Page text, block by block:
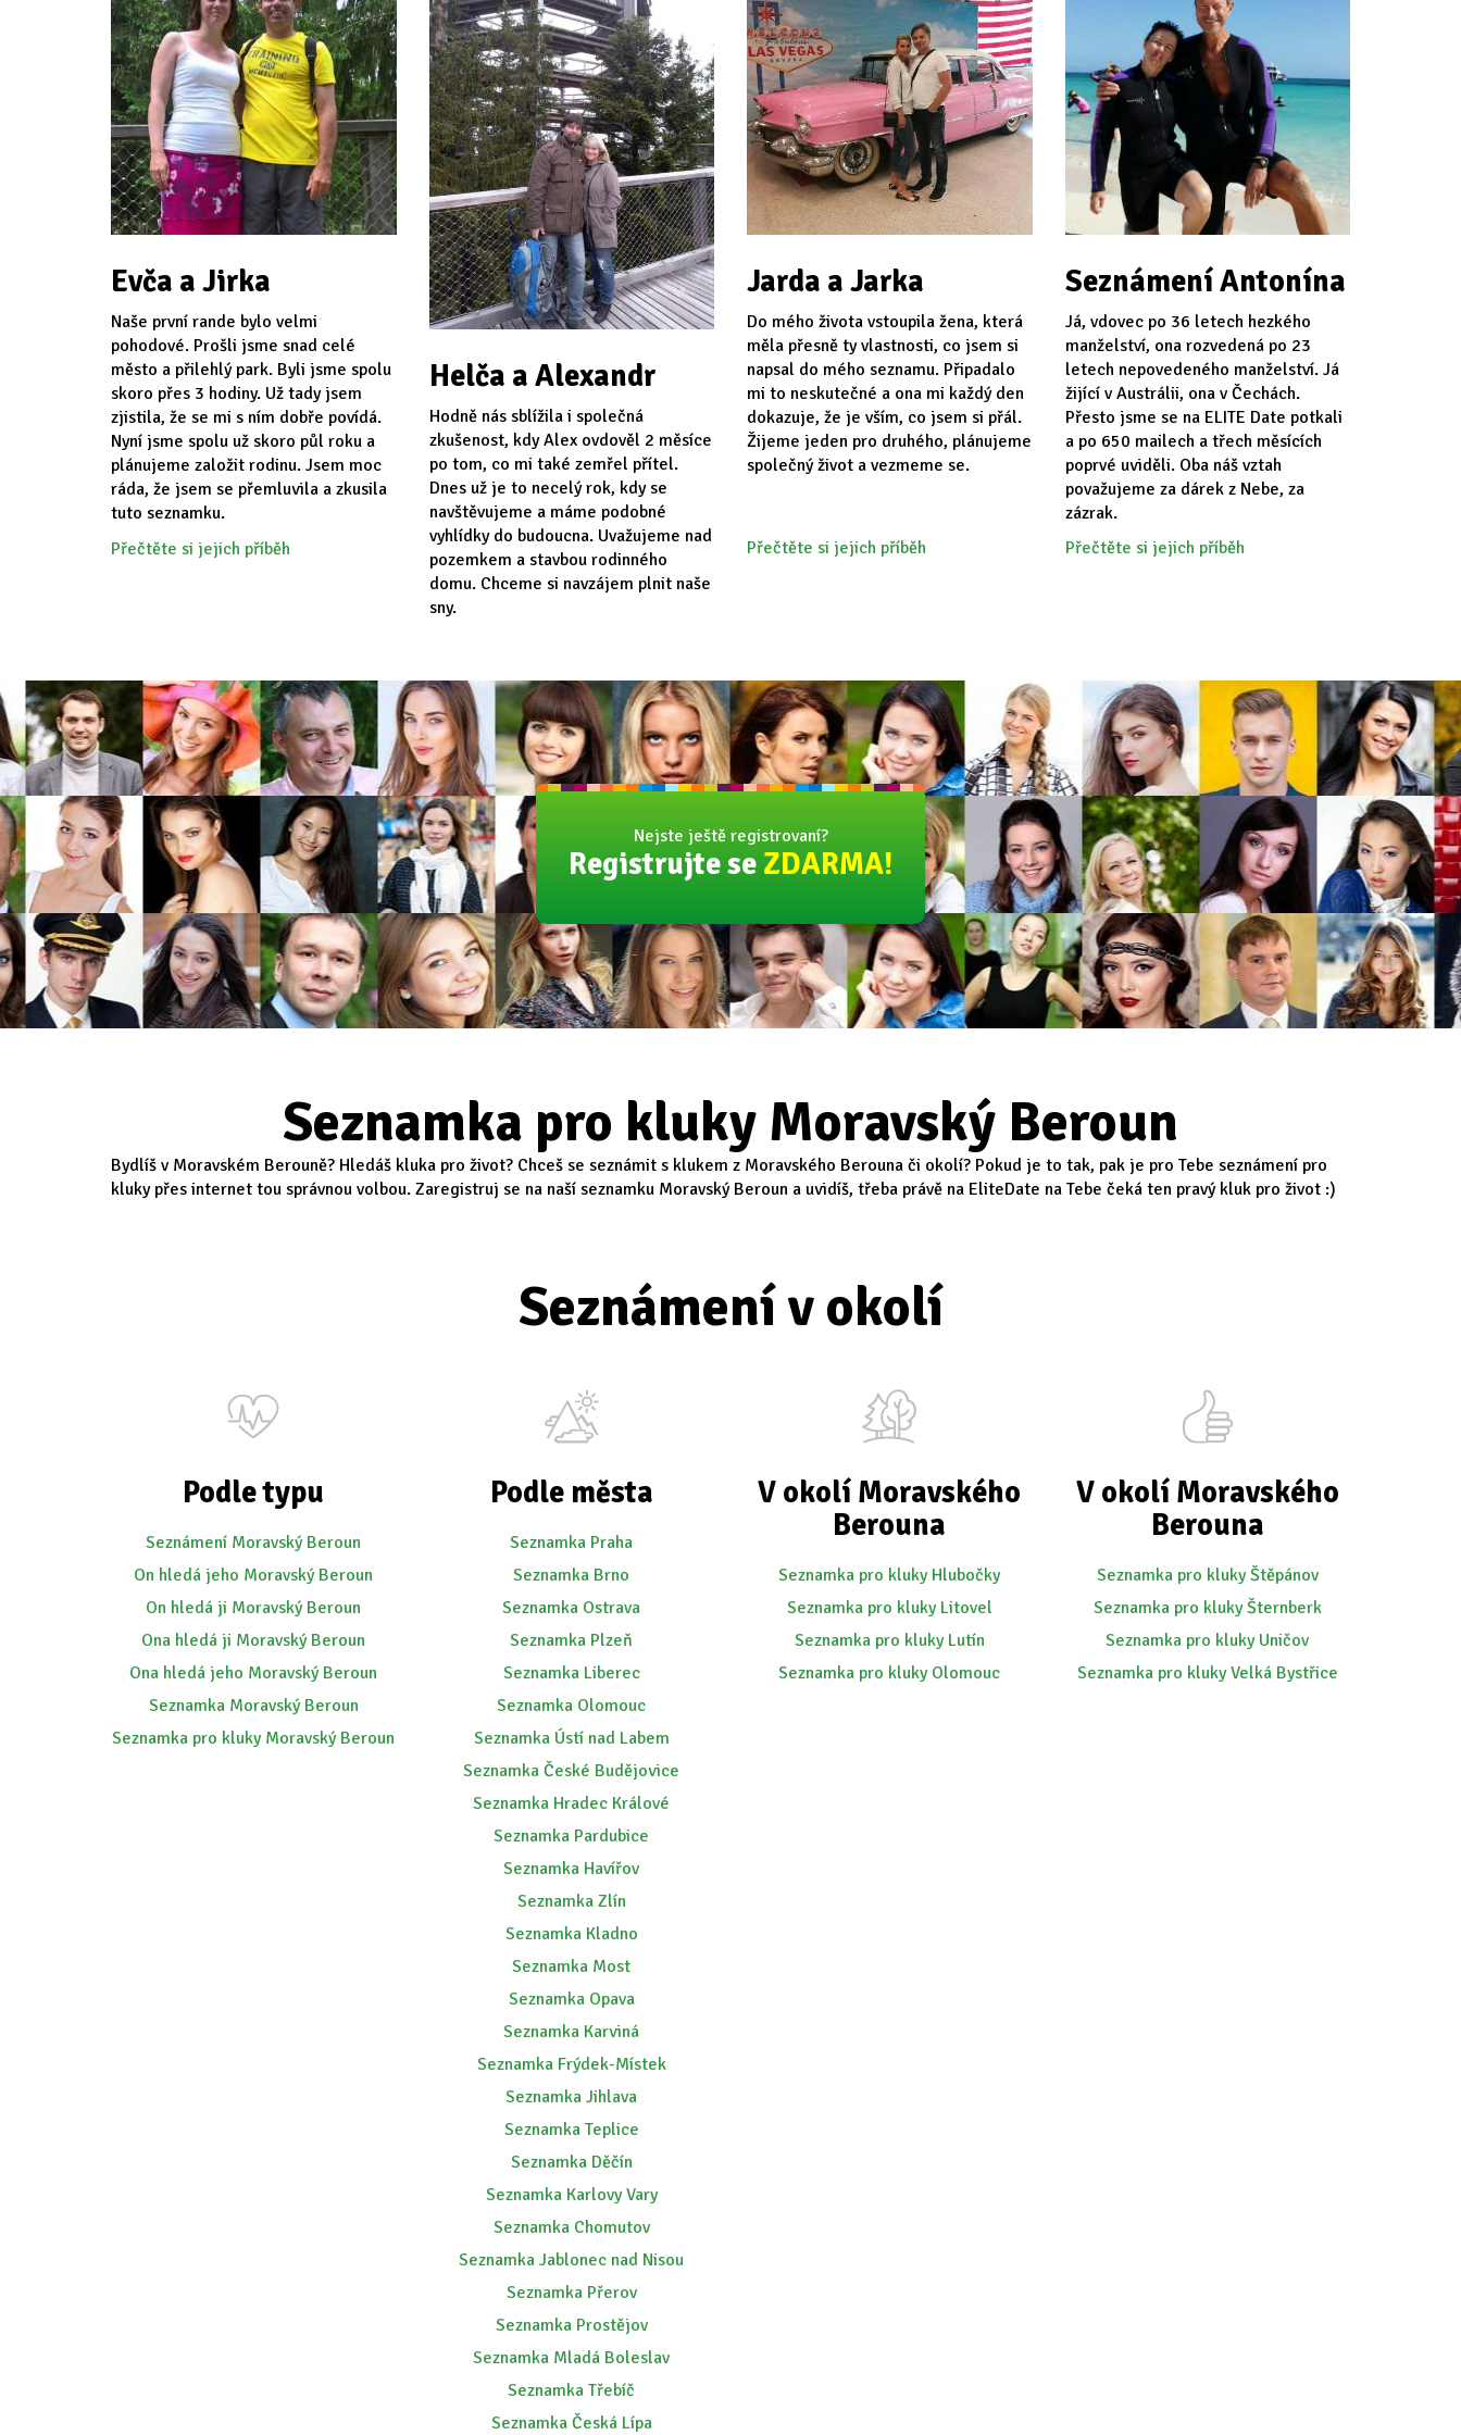
Evča a Jirka
Naše první rande bylo velmi
pohodové. Prošli jsme snad celé
město a přilehlý park. Byli jsme spolu
skoro přes 3 hodiny. Už tady jsem
zjistila, že se mi s ním dobře povídá.
Nyní jsme spolu už skoro půl roku a
plánujeme založit rodinu. Jsem moc
ráda, že jsem se přemluvila a zkusila
tuto seznamku.
Přečtěte si jejich příběh
Helča a Alexandr
Hodně nás sblížila i společná
zkušenost, kdy Alex ovdověl 2 měsíce
po tom, co mi také zemřel přítel.
Dnes už je to necelý rok, kdy se
navštěvujeme a máme podobné
vyhlídky do budoucna. Uvažujeme nad
pozemkem a stavbou rodinného
domu. Chceme si navzájem plnit naše
sny.
Jarda a Jarka
Do mého života vstoupila žena, která
měla přesně ty vlastnosti, co jsem si
napsal do mého seznamu. Připadalo
mi to neskutečné a ona mi každý den
dokazuje, že je vším, co jsem si přál.
Žijeme jeden pro druhého, plánujeme
společný život a vezmeme se.
Přečtěte si jejich příběh
Seznámení Antonína
Já, vdovec po 36 letech hezkého
manželství, ona rozvedená po 23
letech nepovedeného manželství. Já
žijící v Austrálii, ona v Čechách.
Přesto jsme se na ELITE Date potkali
a po 650 mailech a třech měsících
poprvé uviděli. Oba náš vztah
považujeme za dárek z Nebe, za
zázrak.
Přečtěte si jejich příběh
Nejste ještě registrovaní?
Registrujte se ZDARMA!
Seznamka pro kluky Moravský Beroun
Bydlíš v Moravském Berouně? Hledáš kluka pro život? Chceš se seznámit s klukem z Moravského Berouna či okolí? Pokud je to tak, pak je pro Tebe seznámení pro
kluky přes internet tou správnou volbou. Zaregistruj se na naší seznamku Moravský Beroun a uvidíš, třeba právě na EliteDate na Tebe čeká ten pravý kluk pro život :)
Seznámení v okolí
Podle typu
Seznámení Moravský Beroun
On hledá jeho Moravský Beroun
On hledá ji Moravský Beroun
Ona hledá ji Moravský Beroun
Ona hledá jeho Moravský Beroun
Seznamka Moravský Beroun
Seznamka pro kluky Moravský Beroun
Podle města
Seznamka Praha
Seznamka Brno
Seznamka Ostrava
Seznamka Plzeň
Seznamka Liberec
Seznamka Olomouc
Seznamka Ústí nad Labem
Seznamka České Budějovice
Seznamka Hradec Králové
Seznamka Pardubice
Seznamka Havířov
Seznamka Zlín
Seznamka Kladno
Seznamka Most
Seznamka Opava
Seznamka Karviná
Seznamka Frýdek-Místek
Seznamka Jihlava
Seznamka Teplice
Seznamka Děčín
Seznamka Karlovy Vary
Seznamka Chomutov
Seznamka Jablonec nad Nisou
Seznamka Přerov
Seznamka Prostějov
Seznamka Mladá Boleslav
Seznamka Třebíč
Seznamka Česká Lípa
V okolí Moravského
Berouna
Seznamka pro kluky Hlubočky
Seznamka pro kluky Litovel
Seznamka pro kluky Lutín
Seznamka pro kluky Olomouc
V okolí Moravského
Berouna
Seznamka pro kluky Štěpánov
Seznamka pro kluky Šternberk
Seznamka pro kluky Uničov
Seznamka pro kluky Velká Bystřice